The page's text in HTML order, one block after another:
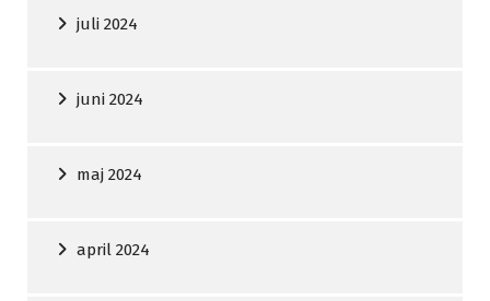
juli 2024
juni 2024
maj 2024
april 2024